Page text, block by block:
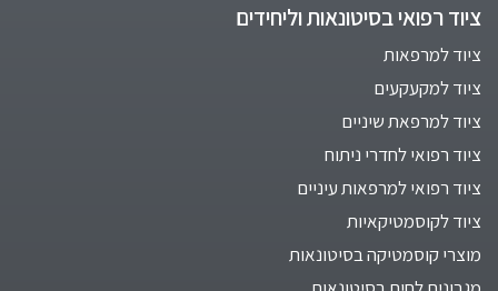
ציוד רפואי בסיטונאות וליחידים
ציוד למרפאות
ציוד למקעקעים
ציוד למרפאת שיניים
ציוד רפואי לחדרי ניתוח
ציוד רפואי למרפאות עיניים
ציוד לקוסמטיקאיות
מוצרי קוסמטיקה בסיטונאות